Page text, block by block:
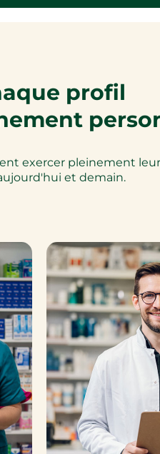
profil
exercer pleinement
et demain.